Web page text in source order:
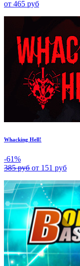
от 465 руб
Whacking Hell!
-61%
385 руб от 151 руб